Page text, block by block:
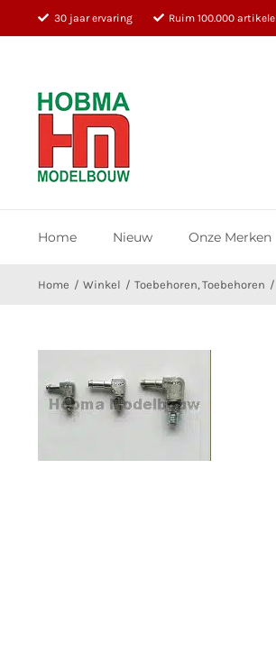
naar
30 jaar ervaring Ruim 100.000
Home Nieuw Onze Merken
Home Winkel Toebehoren Toebehoren